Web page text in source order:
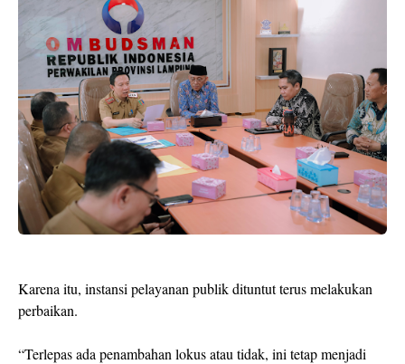
Karena itu, instansi pelayanan publik dituntut terus melakukan
perbaikan.
“Terlepas ada penambahan lokus atau tidak, ini tetap menjadi